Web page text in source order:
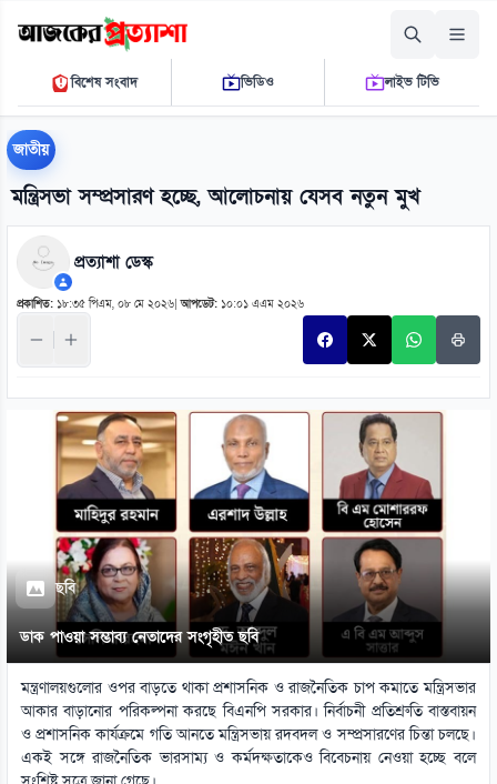
সোমবার, ১০ আগস্ট ২০২৬
০৭ ৫৭ ২৩ এ.এম.THE DAILY AJKER PROTTASHA
বিশেষ সংবাদ ভিডিও লাইভ টিভি
জাতীয়
মন্ত্রিসভা সম্প্রসারণ হচ্ছে, আলোচনায় যেসব নতুন মুখ
প্রত্যাশা ডেস্ক
প্রকাশিত: ১৮:৩৫ পিএম, ০৮ মে ২০২৬ |আপডেট: ১০:০১ এএম ২০২৬
ছবি
ডাক পাওয়া সম্ভাব্য নেতাদের সংগৃহীত ছবি
মন্ত্রণালয়গুলোর ওপর বাড়তে থাকা প্রশাসনিক ও রাজনৈতিক চাপ কমাতে মন্ত্রিসভার
আকার বাড়ানোর পরিকল্পনা করছে বিএনপি সরকার। নির্বাচনী প্রতিশ্রুতি বাস্তবায়ন
ও প্রশাসনিক কার্যক্রমে গতি আনতে মন্ত্রিসভায় রদবদল ও সম্প্রসারণের চিন্তা চলছে।
একই সঙ্গে রাজনৈতিক ভারসাম্য ও কর্মদক্ষতাকেও বিবেচনায় নেওয়া হচ্ছে বলে